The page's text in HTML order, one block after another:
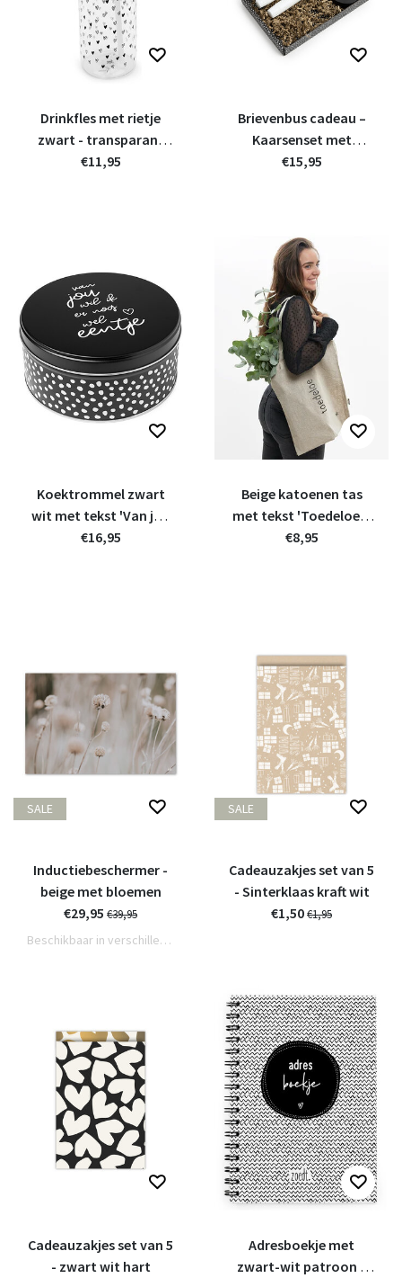
Drinkfles met rietje
zwart - transparant
met hartjes patroon
€11,95
Brievenbus cadeau –
Kaarsenset met
kandelaartje | Vandaag
€15,95
Koektrommel zwart
wit met tekst 'Van jou
wil ik er nog wel eentje'
€16,95
Beige katoenen tas
met tekst 'Toedeloe' -
van gerycled materiaal
€8,95
SALE
Inductiebeschermer -
beige met bloemen
€29,95 €39,95
Beschikbaar in verschillende varianten
SALE
Cadeauzakjes set van 5
- Sinterklaas kraft wit
€1,50€1,95
Cadeauzakjes set van 5
- zwart wit hart
Adresboekje met
zwart-wit patroon –